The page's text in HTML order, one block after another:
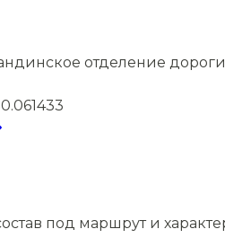
отделение
под маршрут и